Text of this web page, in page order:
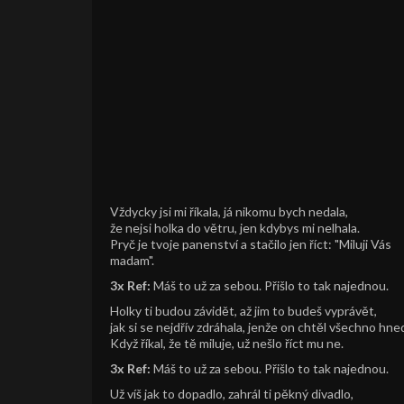
Vždycky jsi mi říkala, já nikomu bych nedala,
že nejsi holka do větru, jen kdybys mi nelhala.
Pryč je tvoje panenství a stačilo jen říct: "Miluji Vás
madam".
3x Ref: Máš to už za sebou. Přišlo to tak najednou.
Holky ti budou závidět, až jim to budeš vyprávět,
jak si se nejdřív zdráhala, jenže on chtěl všechno
Když říkal, že tě miluje, už nešlo říct mu ne.
3x Ref: Máš to už za sebou. Přišlo to tak najednou.
Už víš jak to dopadlo, zahrál ti pěkný divadlo,